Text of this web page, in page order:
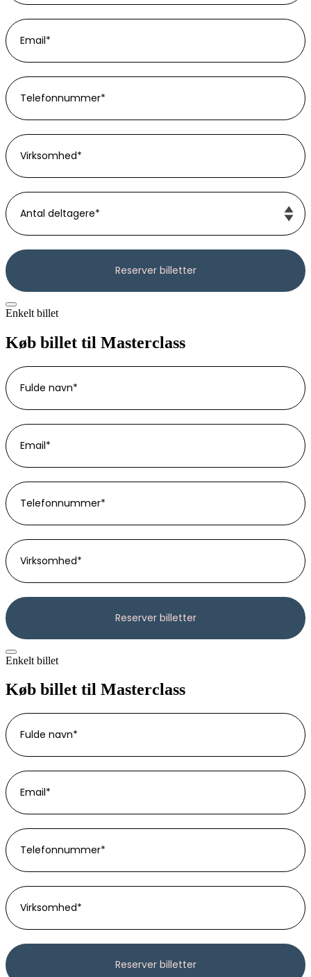
Enkelt billet
Køb billet til Masterclass
Enkelt billet
Køb billet til Masterclass